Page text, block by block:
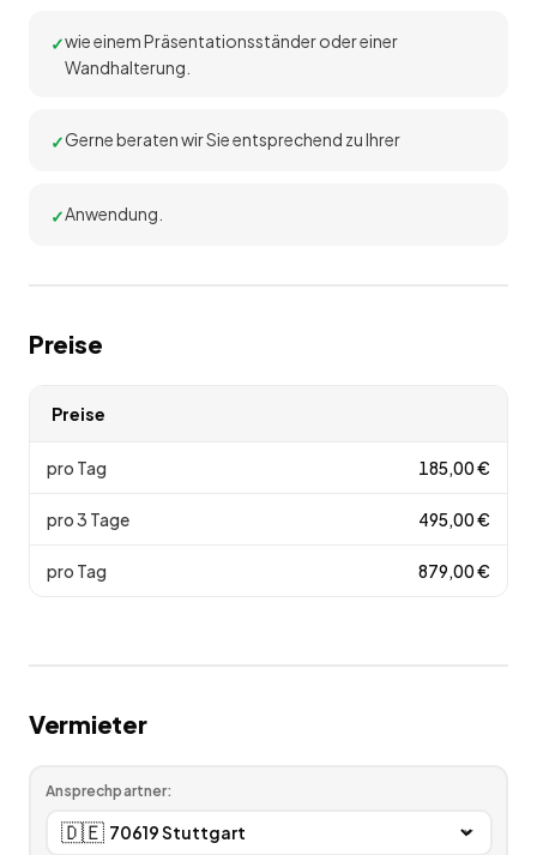
wie einem Präsentationsständer oder einer
Wandhalterung.
Gerne beraten wir Sie entsprechend zu Ihrer
Anwendung.
Preise
Preise
pro Tag 185,00€
pro 3 Tage 495,00€
pro Tag 879,00€
Vermieter
Ansprechpartner:
🇩🇪